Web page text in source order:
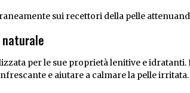
sui recettori della pelle
per le sue proprietà lenitive e
e aiutare a calmare la pelle irritata.